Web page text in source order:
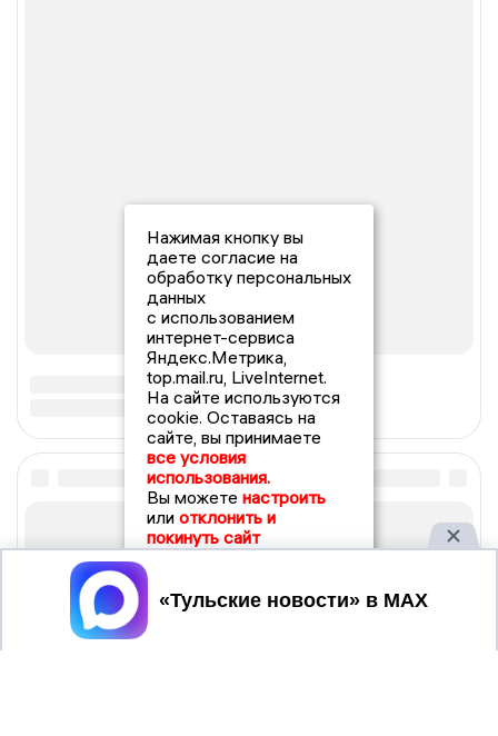
Нажимая кнопку вы
даете согласие на
обработку персональных
данных
с использованием
интернет-сервиса
Яндекс.Метрика,
top.mail.ru, LiveInternet.
На сайте используются
cookie. Оставаясь на
сайте, вы принимаете
все условия
использования.
Вы можете настроить
или отклонить и
покинуть сайт
Принять